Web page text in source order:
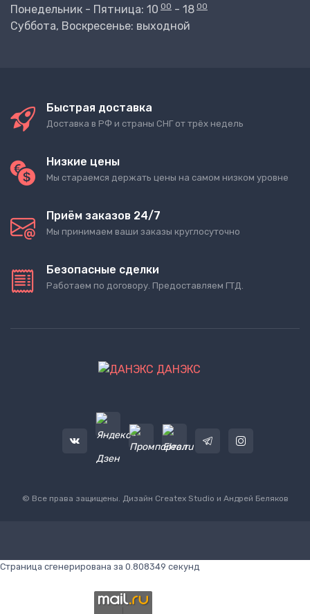
Понедельник - Пятница: 10 00 - 18 00
Суббота, Воскресенье: выходной
Быстрая доставка
Доставка в РФ и страны СНГ от трёх недель
Низкие цены
Мы стараемся держать цены на самом низком уровне
Приём заказов 24/7
Мы принимаем ваши заказы круглосуточно
Безопасные сделки
Работаем по договору. Предоставляем ГТД.
ДАНЭКС
© Все права защищены. Дизайн Createx Studio и Андрей Беляков
Страница сгенерирована за 0.808349 секунд